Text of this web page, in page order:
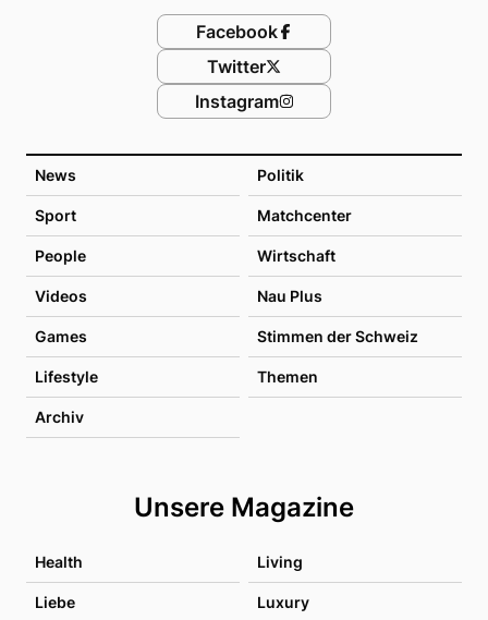
News Politik
Sport Matchcenter
People Wirtschaft
Videos Nau Plus
Games Stimmen der Schweiz
Lifestyle Themen
Archiv
Unsere Magazine
Health Living
Liebe Luxury
Facebook
Twitter
Instagram